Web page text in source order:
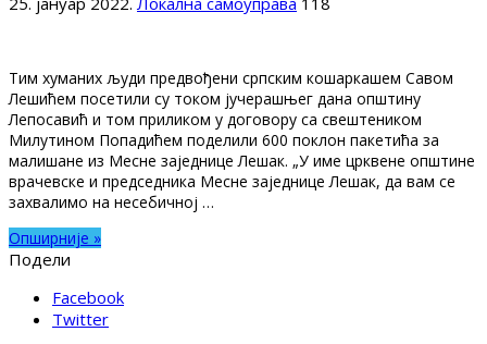
Тим хуманих људи предвођени српским кошаркашем Савом
Лешићем посетили су током јучерашњег дана општину
Лепосавић и том приликом у договору са свештеником
Милутином Попадићем поделили 600 поклон пакетића за
малишане из Месне заједнице Лешак. „У име црквене општине
врачевске и председника Месне заједнице Лешак, да вам се
захвалимо на несебичној …
Опширније »
Подели
Facebook
Twitter